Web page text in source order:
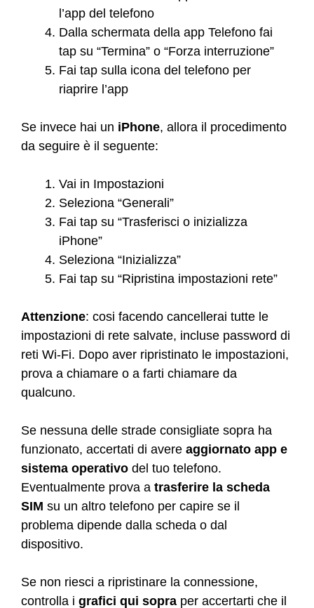
l’app del telefono
Dalla schermata della app Telefono fai
tap su “Termina” o “Forza interruzione”
Fai tap sulla icona del telefono per
riaprire l’app
Se invece hai un iPhone, allora il procedimento
da seguire è il seguente:
Vai in Impostazioni
Seleziona “Generali”
Fai tap su “Trasferisci o inizializza
iPhone”
Seleziona “Inizializza”
Fai tap su “Ripristina impostazioni rete”
Attenzione: cosi facendo cancellerai tutte le
impostazioni di rete salvate, incluse password di
reti Wi-Fi. Dopo aver ripristinato le impostazioni,
prova a chiamare o a farti chiamare da
qualcuno.
Se nessuna delle strade consigliate sopra ha
funzionato, accertati di avere aggiornato app e
sistema operativo del tuo telefono.
Eventualmente prova a trasferire la scheda
SIM su un altro telefono per capire se il
problema dipende dalla scheda o dal
dispositivo.
Se non riesci a ripristinare la connessione,
controlla i grafici qui sopra per accertarti che il